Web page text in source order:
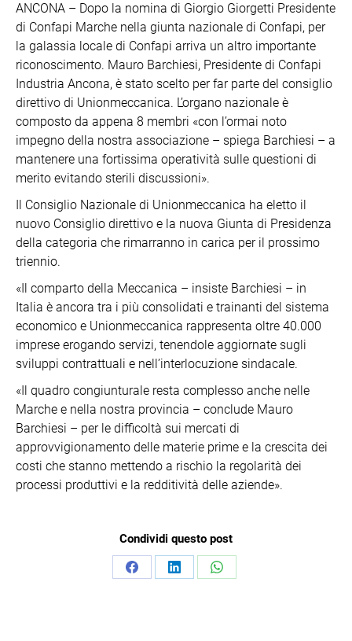
ANCONA – Dopo la nomina di Giorgio Giorgetti Presidente
di Confapi Marche nella giunta nazionale di Confapi, per
la galassia locale di Confapi arriva un altro importante
riconoscimento. Mauro Barchiesi, Presidente di Confapi
Industria Ancona, è stato scelto per far parte del consiglio
direttivo di Unionmeccanica. L’organo nazionale è
composto da appena 8 membri «con l’ormai noto
impegno della nostra associazione – spiega Barchiesi – a
mantenere una fortissima operatività sulle questioni di
merito evitando sterili discussioni».
Il Consiglio Nazionale di Unionmeccanica ha eletto il
nuovo Consiglio direttivo e la nuova Giunta di Presidenza
della categoria che rimarranno in carica per il prossimo
triennio.
«Il comparto della Meccanica – insiste Barchiesi – in
Italia è ancora tra i più consolidati e trainanti del sistema
economico e Unionmeccanica rappresenta oltre 40.000
imprese erogando servizi, tenendole aggiornate sugli
sviluppi contrattuali e nell’interlocuzione sindacale.
«Il quadro congiunturale resta complesso anche nelle
Marche e nella nostra provincia – conclude Mauro
Barchiesi – per le difficoltà sui mercati di
approvvigionamento delle materie prime e la crescita dei
costi che stanno mettendo a rischio la regolarità dei
processi produttivi e la redditività delle aziende».
Condividi questo post
CondividiCondividiCondividi